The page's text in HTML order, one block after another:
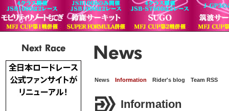
Fan-Site
Next Race
News Information Rider's blog Team RSS
Information